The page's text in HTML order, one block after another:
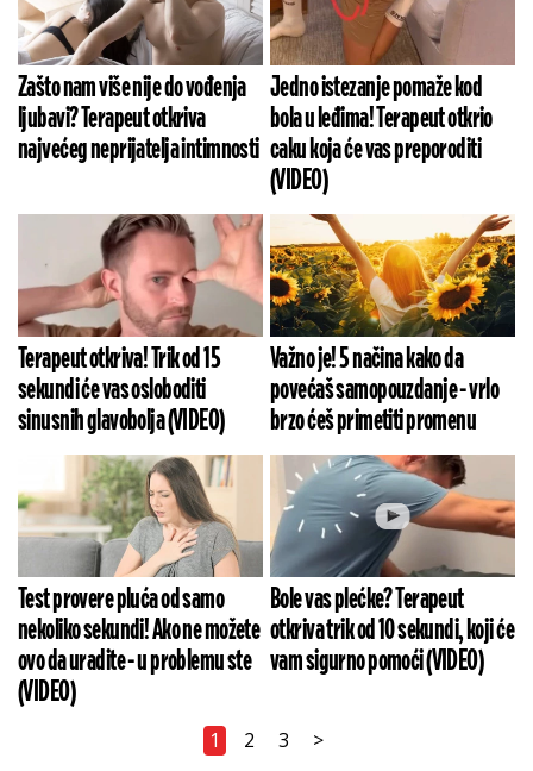
Zašto nam više nije do vođenja
ljubavi? Terapeut otkriva
najvećeg neprijatelja intimnosti
Jedno istezanje pomaže kod
bola u leđima! Terapeut otkrio
caku koja će vas preporoditi
(VIDEO)
Terapeut otkriva! Trik od 15
sekundi će vas osloboditi
sinusnih glavobolja (VIDEO)
Važno je! 5 načina kako da
povećaš samopouzdanje - vrlo
brzo ćeš primetiti promenu
Test provere pluća od samo
nekoliko sekundi! Ako ne možete
ovo da uradite - u problemu ste
(VIDEO)
Bole vas plećke? Terapeut
otkriva trik od 10 sekundi, koji će
vam sigurno pomoći (VIDEO)
1 2 3 >